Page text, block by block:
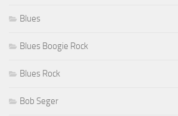
Blues
Blues Boogie Rock
Blues Rock
Bob Seger